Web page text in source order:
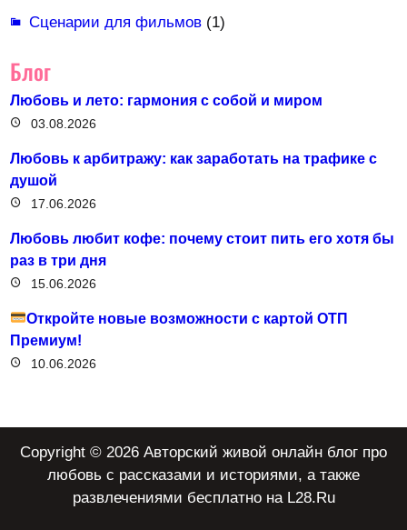
Сценарии для фильмов(1)
Блог
Любовь и лето: гармония с собой и миром
03.08.2026
Любовь к арбитражу: как заработать на трафике с
душой
17.06.2026
Любовь любит кофе: почему стоит пить его хотя бы
раз в три дня
15.06.2026
Откройте новые возможности с картой ОТП
Премиум!
10.06.2026
Copyright © 2026 Авторский живой онлайн блог про
любовь с рассказами и историями, а также
развлечениями бесплатно на L28.Ru